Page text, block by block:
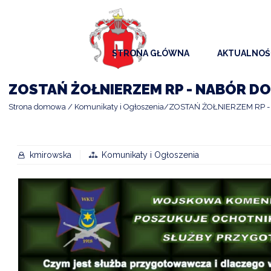
STRONA GŁÓWNA
ZOSTAŃ ŻOŁNIERZEM RP - NABÓR
Strona domowa Komunikaty i Ogłoszenia ZOSTAŃ ŻOŁNIERZEM RP
kmirowska Komunikaty i Ogłoszenia